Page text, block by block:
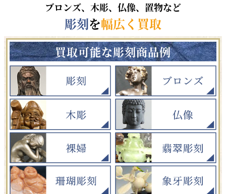
ブロンズ、木彫、仏像、置物など
彫刻を幅広く買取
買取可能な彫刻商品例